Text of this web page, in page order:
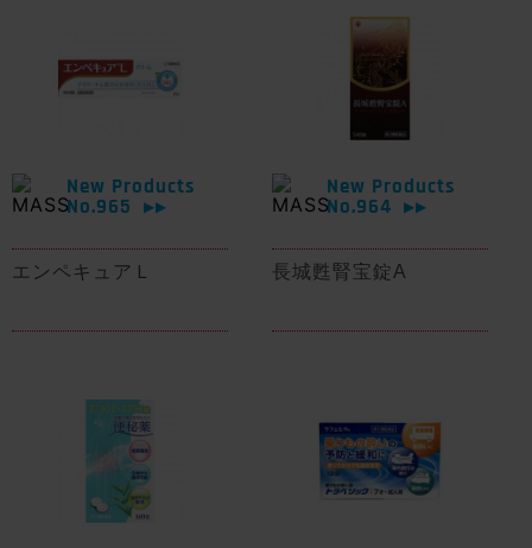
New Products
No.965
▶▶
エンペキュアＬ
New Products
No.964
▶▶
長城甦腎宝錠A